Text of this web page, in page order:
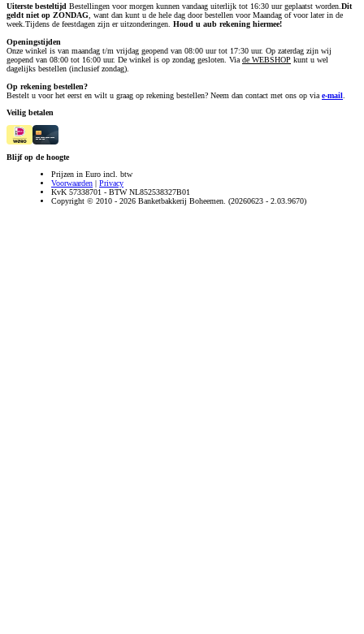
Uiterste besteltijd Bestellingen voor morgen kunnen vandaag uiterlijk tot 16:30 uur geplaatst worden. Dit
geldt niet op ZONDAG , want dan kunt u de hele dag door bestellen voor Maandag of voor later in de
week.Tijdens de feestdagen zijn er uitzonderingen. Houd u aub rekening hiermee!
Openingstijden
Onze winkel is van maandag t/m vrijdag geopend van 08:00 uur tot 17:30 uur. Op zaterdag zijn wij
geopend van 08:00 tot 16:00 uur. De winkel is op zondag gesloten. Via de WEBSHOP kunt u wel
dagelijks bestellen (inclusief zondag).
Op rekening bestellen?
Bestelt u voor het eerst en wilt u graag op rekening bestellen? Neem dan contact met ons op via e-mail
Veilig betalen
Blijf op de hoogte
Prijzen in Euro incl. btw
Voorwaarden | Privacy
KvK 57338701 - BTW NL852538327B01
Copyright © 2010 - 2026 Banketbakkerij Boheemen. (20260623 - 2.03.9670)